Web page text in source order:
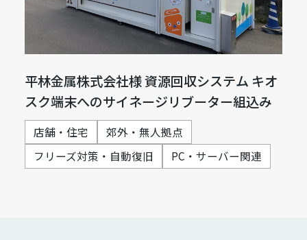
平林金属株式会社様 資源回収システム キオ
スク端末へのサイネージリブーター組込み
店舗・住宅
郊外・無人拠点
フリーズ対策・自動復旧
PC・サーバー関連